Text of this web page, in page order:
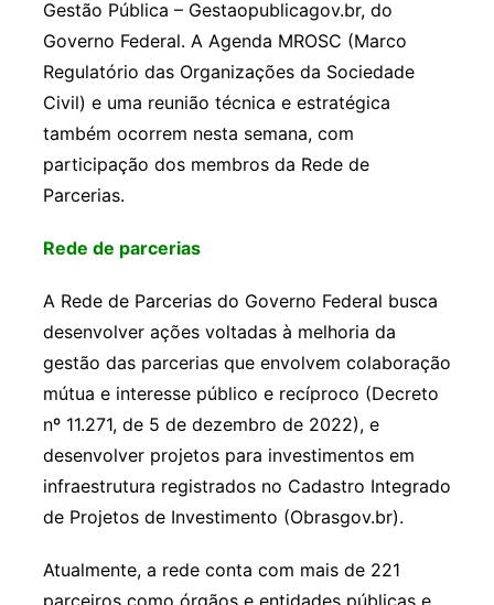
Gestão Pública – Gestaopublicagov.br, do
Governo Federal. A Agenda MROSC (Marco
Regulatório das Organizações da Sociedade
Civil) e uma reunião técnica e estratégica
também ocorrem nesta semana, com
participação dos membros da Rede de
Parcerias.
Rede de parcerias
A Rede de Parcerias do Governo Federal busca
desenvolver ações voltadas à melhoria da
gestão das parcerias que envolvem colaboração
mútua e interesse público e recíproco (Decreto
nº 11.271, de 5 de dezembro de 2022), e
desenvolver projetos para investimentos em
infraestrutura registrados no Cadastro Integrado
de Projetos de Investimento (Obrasgov.br).
Atualmente, a rede conta com mais de 221
parceiros como órgãos e entidades públicas e